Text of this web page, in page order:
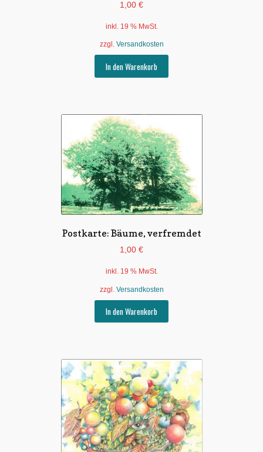
1,00 €
inkl. 19 % MwSt.
zzgl. Versandkosten
In den Warenkorb
Postkarte: Bäume, verfremdet
1,00 €
inkl. 19 % MwSt.
zzgl. Versandkosten
In den Warenkorb